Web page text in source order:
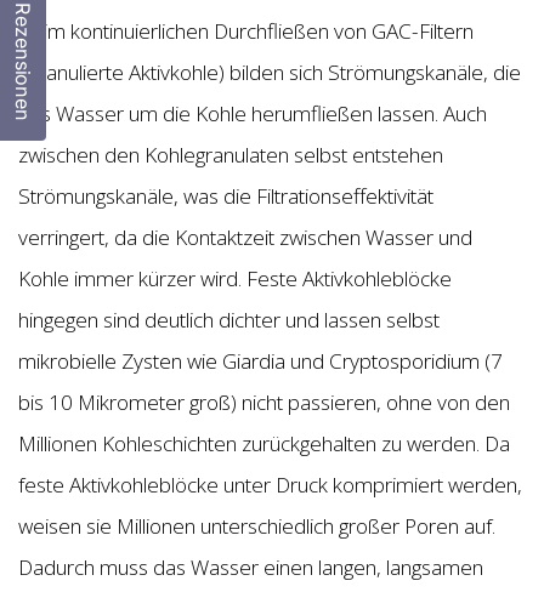
Beim kontinuierlichen Durchfließen von GAC-Filtern
(Granulierte Aktivkohle) bilden sich Strömungskanäle, die
das Wasser um die Kohle herumfließen lassen. Auch
zwischen den Kohlegranulaten selbst entstehen
Strömungskanäle, was die Filtrationseffektivität
verringert, da die Kontaktzeit zwischen Wasser und
Kohle immer kürzer wird. Feste Aktivkohleblöcke
hingegen sind deutlich dichter und lassen selbst
mikrobielle Zysten wie Giardia und Cryptosporidium (7
bis 10 Mikrometer groß) nicht passieren, ohne von den
Millionen Kohleschichten zurückgehalten zu werden. Da
feste Aktivkohleblöcke unter Druck komprimiert werden,
weisen sie Millionen unterschiedlich großer Poren auf.
Dadurch muss das Wasser einen langen, langsamen
Rezensionen